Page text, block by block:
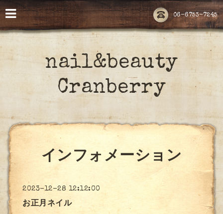
06-6753-7245
nail&beauty
Cranberry
インフォメーション
2023-12-28 12:12:00
お正月ネイル